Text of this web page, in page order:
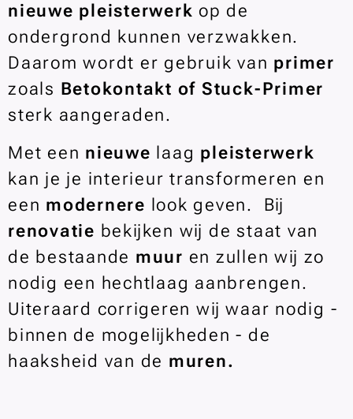
nieuwe pleisterwerk op de
ondergrond kunnen verzwakken.
Daarom wordt er gebruik van primer
zoals Betokontakt of Stuck-Primer
sterk aangeraden.
Met een nieuwe laag pleisterwerk
kan je je interieur transformeren en
een modernere look geven.
Bij
renovatie bekijken wij de staat van
de bestaande muur en zullen wij zo
nodig een hechtlaag aanbrengen.
Uiteraard corrigeren wij waar nodig -
binnen de mogelijkheden - de
haaksheid van de muren.